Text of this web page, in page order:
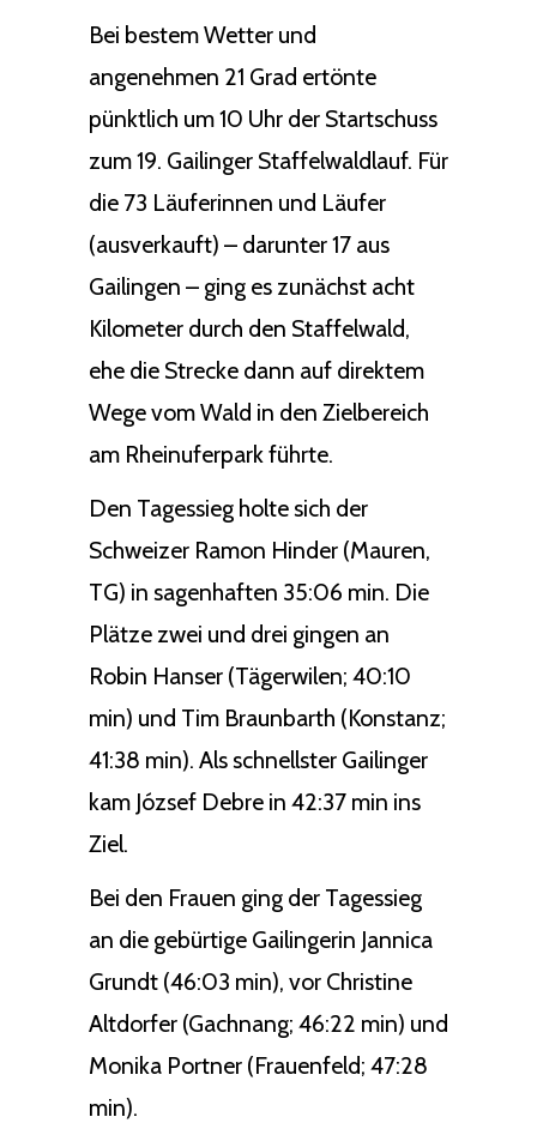
Bei bestem Wetter und
angenehmen 21 Grad ertönte
pünktlich um 10 Uhr der Startschuss
zum 19. Gailinger Staffelwaldlauf. Für
die 73 Läuferinnen und Läufer
(ausverkauft) – darunter 17 aus
Gailingen – ging es zunächst acht
Kilometer durch den Staffelwald,
ehe die Strecke dann auf direktem
Wege vom Wald in den Zielbereich
am Rheinuferpark führte.
Den Tagessieg holte sich der
Schweizer Ramon Hinder (Mauren,
TG) in sagenhaften 35:06 min. Die
Plätze zwei und drei gingen an
Robin Hanser (Tägerwilen; 40:10
min) und Tim Braunbarth (Konstanz;
41:38 min). Als schnellster Gailinger
kam József Debre in 42:37 min ins
Ziel.
Bei den Frauen ging der Tagessieg
an die gebürtige Gailingerin Jannica
Grundt (46:03 min), vor Christine
Altdorfer (Gachnang; 46:22 min) und
Monika Portner (Frauenfeld; 47:28
min).